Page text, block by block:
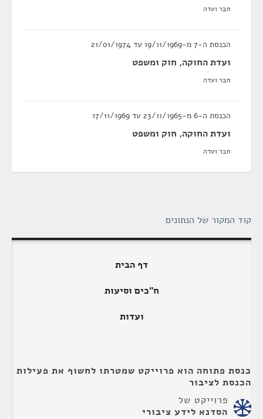
חבר ועדה
הכנסת ה-7 מ-19/11/1969 עד 21/01/1974
ועדת החוקה, חוק ומשפט
חבר ועדה
הכנסת ה-6 מ-23/11/1965 עד 17/11/1969
ועדת החוקה, חוק ומשפט
חבר ועדה
קוד המקור של הנתונים
דף הבית
ח"כים וסיעות
ועדות
כנסת פתוחה הוא פרוייקט שמטרתו לחשוף את פעילות
הכנסת לציבור
פרוייקט של
הסדנא לידע ציבורי